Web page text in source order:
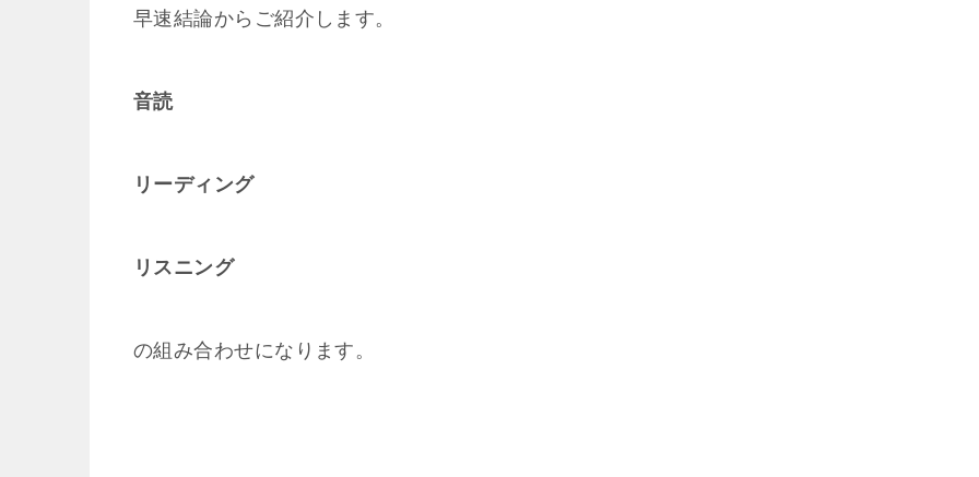
早速結論からご紹介します。
音読
リーディング
リスニング
の組み合わせになります。